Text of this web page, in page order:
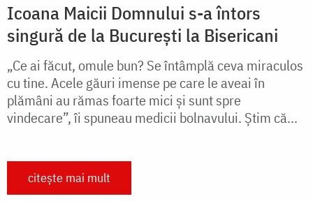
Icoana Maicii Domnului s-a întors
singură de la București la Bisericani
„Ce ai făcut, omule bun? Se întâmplă ceva miraculos
cu tine. Acele găuri imense pe care le aveai în
plămâni au rămas foarte mici și sunt spre
vindecare”, îi spuneau medicii bolnavului. Știm că...
citește mai mult